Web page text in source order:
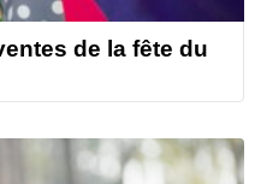
de la fête du